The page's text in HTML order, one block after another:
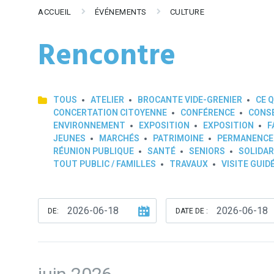
ACCUEIL ÉVÉNEMENTS CULTURE
Rencontre
TOUS ATELIER BROCANTE VIDE-GRENIER CE
CONCERTATION CITOYENNE
CONFÉRENCE
ENVIRONNEMENT
EXPOSITION EXPOSITION
JEUNES
MARCHÉS PATRIMOINE
RÉUNION PUBLIQUE
SANTÉ SENIORS
TOUT PUBLIC / FAMILLES
TRAVAUX VISITE
DE: DATE DE :